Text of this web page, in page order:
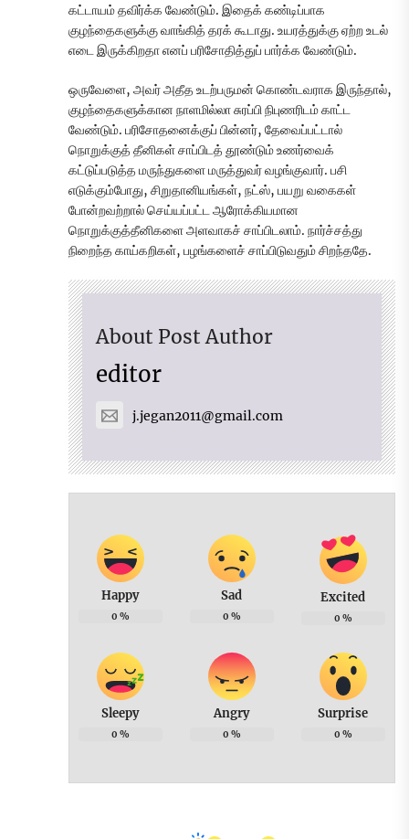
கட்டாயம் தவிர்க்க வேண்டும். இதைக் கண்டிப்பாக
குழந்தைகளுக்கு வாங்கித் தரக் கூடாது. உயரத்துக்கு ஏற்ற உடல்
எடை இருக்கிறதா எனப் பரிசோதித்துப் பார்க்க வேண்டும்.
ஒருவேளை, அவர் அதீத உடற்பருமன் கொண்டவராக இருந்தால்,
குழந்தைகளுக்கான நாளமில்லா சுரப்பி நிபுணரிடம் காட்ட
வேண்டும். பரிசோதனைக்குப் பின்னர், தேவைப்பட்டால்
நொறுக்குத் தீனிகள் சாப்பிடத் தூண்டும் உணர்வைக்
கட்டுப்படுத்த மருந்துகளை மருத்துவர் வழங்குவார். பசி
எடுக்கும்போது, சிறுதானியங்கள், நட்ஸ், பயறு வகைகள்
போன்றவற்றால் செய்யப்பட்ட ஆரோக்கியமான
நொறுக்குத்தீனிகளை அளவாகச் சாப்பிடலாம். நார்ச்சத்து
நிறைந்த காய்கறிகள், பழங்களைச் சாப்பிடுவதும் சிறந்ததே.
About Post Author
editor
j.jegan2011@gmail.com
Happy
0 %
Sad
0 %
Excited
0 %
Sleepy
0 %
Angry
0 %
Surprise
0 %